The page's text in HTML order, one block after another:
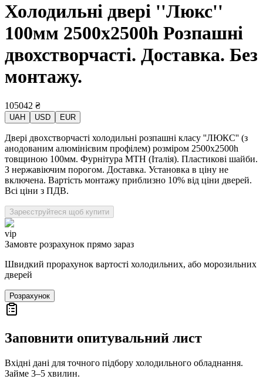
Холодильні двері ''Люкс''
100мм 2500x2500h Розпашні
двохстворчасті. Доставка. Без
монтажу.
105042 ₴
UAH USD EUR
Двері двохстворчасті холодильні розпашні класу ''ЛЮКС'' (з
анодованим алюмінієвим профілем) розміром 2500х2500h
товщиною 100мм. Фурнітура MTH (Італія). Пластикові шайби.
З нержавіючим порогом. Доставка. Установка в ціну не
включена. Вартість монтажу приблизно 10% від ціни дверей.
Всі ціни з ПДВ.
Зареєструйтеся щоб купити
vip
Замовте розрахунок прямо зараз
Швидкий прорахунок вартості холодильних, або морозильних
дверей
Розрахунок
Заповнити опитувальний лист
Вхідні дані для точного підбору холодильного обладнання.
Займе 3–5 хвилин.